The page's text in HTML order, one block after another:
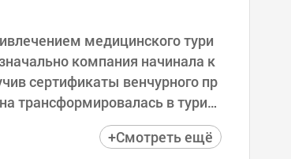
медицинского тури
компания начинала к
сертификаты венчурного пр
трансформировалась в турис
и медицинский туризм, предла
+Смотреть ещё